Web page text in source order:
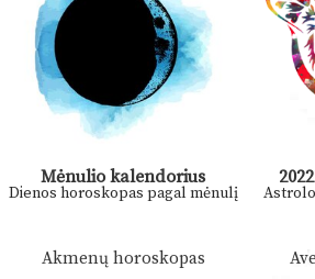
Mėnulio kalendorius
Dienos horoskopas pagal mėnulį
Akmenų horoskopas